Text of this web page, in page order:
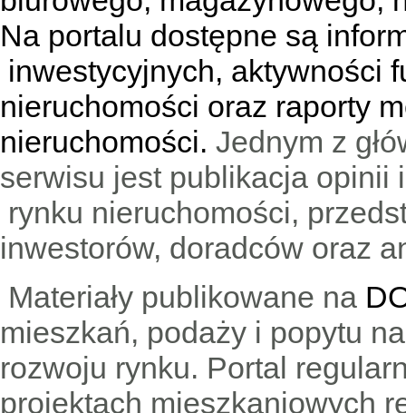
Na portalu dostępne są
inwestycyjnych, aktywności
nieruchomości oraz raporty
nieruchomości. Jednym z
serwisu jest publikacja
rynku nieruchomości,
inwestorów, doradców oraz
Materiały publikowane na
mieszkań, podaży i popytu
rozwoju rynku. Portal
projektach mieszkaniowych